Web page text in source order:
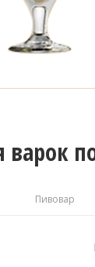
варок
Пивовар